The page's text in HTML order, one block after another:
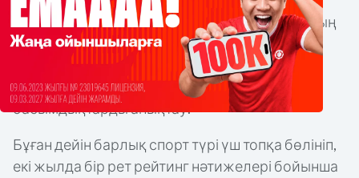
Жаңа ереженің мақсаты – ел спортшыларының
бәсекеге қабілеттілігін арттыру, бюджет
қаражатын тиімді жоспарлау және ұлттық
құрамалардың дайындығында нақты
басымдықтарды анықтау.
Бұған дейін барлық спорт түрі үш топқа бөлініп,
екі жылда бір рет рейтинг нәтижелері бойынша